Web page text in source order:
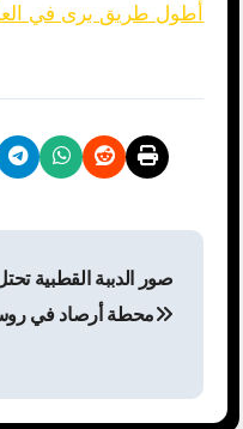
أطول طريق برى في العالم
صور الدببة القطبية
محطة أرصاد في